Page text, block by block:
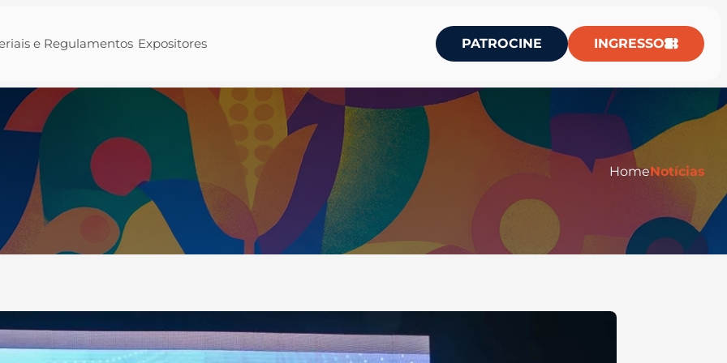
e Regulamentos Expositores PATROCINE INGRESSO
HomeNotícias